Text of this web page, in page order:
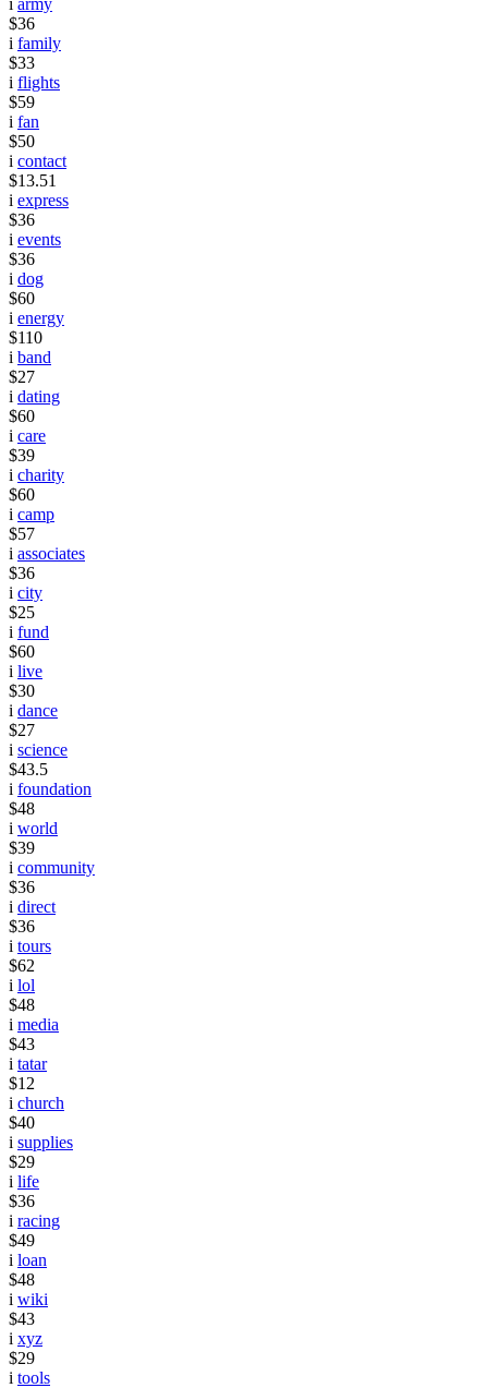
i army
$36
i family
$33
i flights
$59
i fan
$50
i contact
$13.51
i express
$36
i events
$36
i dog
$60
i energy
$110
i band
$27
i dating
$60
i care
$39
i charity
$60
i camp
$57
i associates
$36
i city
$25
i fund
$60
i live
$30
i dance
$27
i science
$43.5
i foundation
$48
i world
$39
i community
$36
i direct
$36
i tours
$62
i lol
$48
i media
$43
i tatar
$12
i church
$40
i supplies
$29
i life
$36
i racing
$49
i loan
$48
i wiki
$43
i xyz
$29
i tools